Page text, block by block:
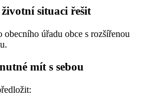
situaci řešit
obecního úřadu obce s rozšířenou
mít s sebou